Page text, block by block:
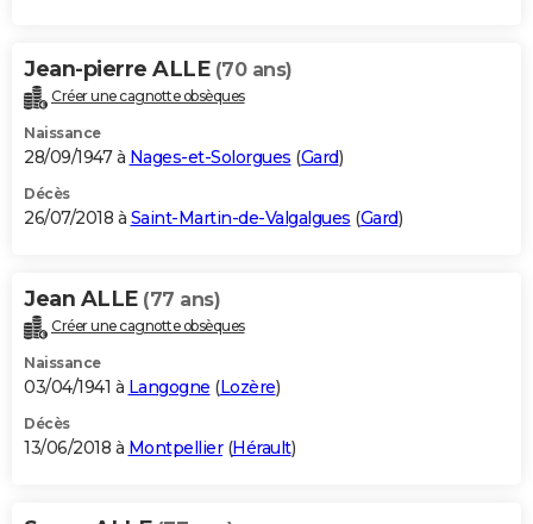
Jean-pierre ALLE (70 ans)
Créer une cagnotte obsèques
Naissance
28/09/1947 à Nages-et-Solorgues (Gard)
Décès
26/07/2018 à Saint-Martin-de-Valgalgues (Gard)
Jean ALLE (77 ans)
Créer une cagnotte obsèques
Naissance
03/04/1941 à Langogne (Lozère)
Décès
13/06/2018 à Montpellier(Hérault)